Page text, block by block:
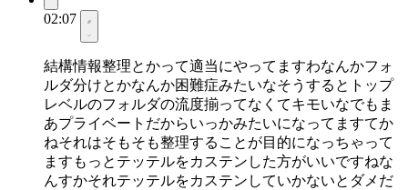
02:07
結構情報整理とかって適当にやってますわなんかフォ
ルダ分けとかなんか困難症みたいなそうするとトップ
レベルのフォルダの流度揃ってなくてキモいなでもま
あプライベートだからいっかみたいになってますてか
ねそれはそもそも整理することが目的になっちゃって
ますもっとテッテルをカステンした方がいいですねな
んすかそれテッテルをカステンしていかないとダメだ